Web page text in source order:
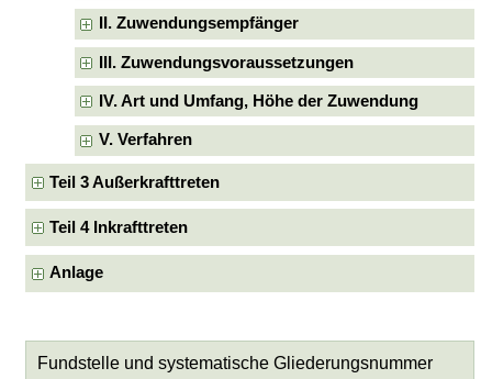
II. Zuwendungsempfänger
III. Zuwendungsvoraussetzungen
IV. Art und Umfang, Höhe der Zuwendung
V. Verfahren
Teil 3 Außerkrafttreten
Teil 4 Inkrafttreten
Anlage
Fundstelle und systematische Gliederungsnummer